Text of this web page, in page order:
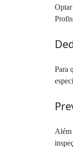
Para
Além